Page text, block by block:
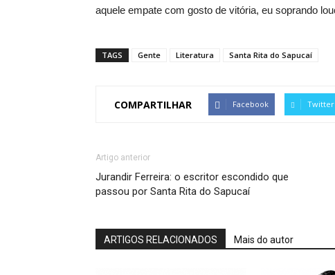
aquele empate com gosto de vitória, eu soprando
TAGS Gente Literatura Santa Rita do Sapucaí
COMPARTILHAR Facebook Twitter
Artigo anterior
Jurandir Ferreira: o escritor escondido que
passou por Santa Rita do Sapucaí
ARTIGOS RELACIONADOS Mais do autor